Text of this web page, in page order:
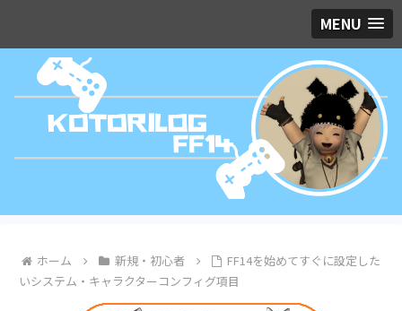
MENU
ホーム 新規・初心者
FF14を始めてすぐに設定した
いシステム・キャラクターコンフィグ項目